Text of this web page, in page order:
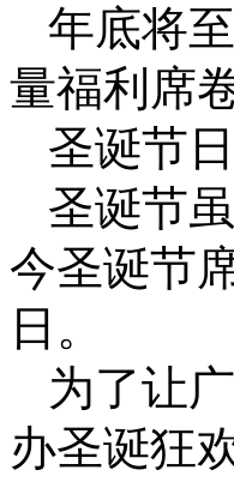
年底将
量福利席
圣诞节
圣诞节
今圣诞节
日。
为了让
办圣诞狂